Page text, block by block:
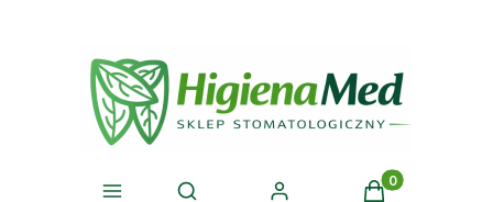
Otwórz wyszukiwarkę Produkty w